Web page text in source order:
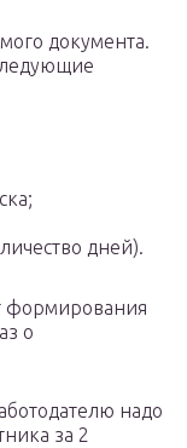
документа.
дней).
формирования
о
надо
за 2